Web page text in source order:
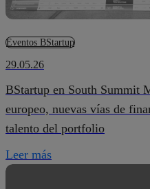
Eventos BStartup
29.05.26
BStartup en South Summit
europeo, nuevas vías de
talento del portfolio
Leer más